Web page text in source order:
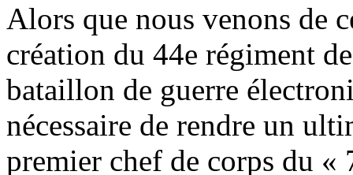
Alors que nous venons de
création du 44e régiment
bataillon de guerre
nécessaire de rendre un
premier chef de corps du «